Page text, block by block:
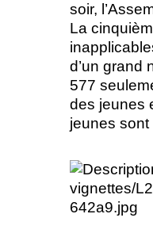
soir,
La
d’un grand
577
des jeunes
jeunes